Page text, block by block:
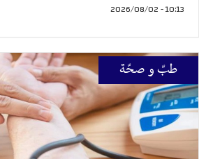
10:13 - 2026/08/02
طبّ و صحّة